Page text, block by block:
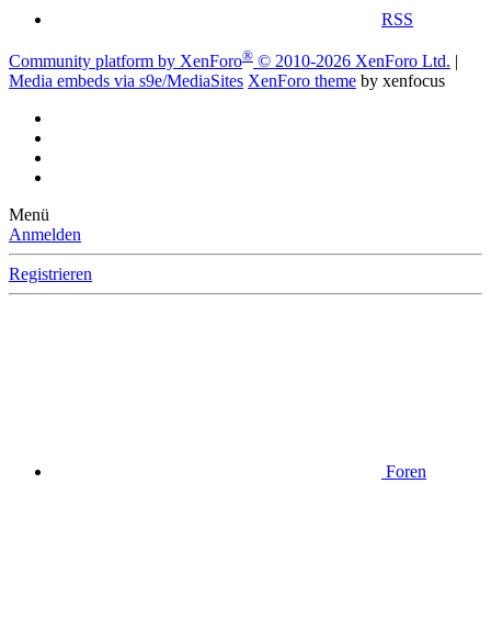
RSS
Community platform by XenForo® © 2010-2026 XenForo Ltd. |
Media embeds via s9e/MediaSites XenForo theme by xenfocus
Menü
Anmelden
Registrieren
Foren